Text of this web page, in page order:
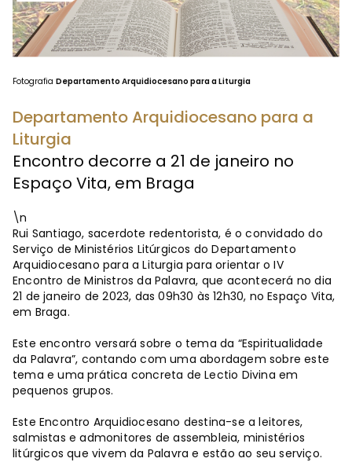
Fotografia Departamento Arquidiocesano para a Liturgia
Departamento Arquidiocesano para a
Liturgia
Encontro decorre a 21 de janeiro no
Espaço Vita, em Braga
\n
Rui Santiago, sacerdote redentorista, é o convidado do
Serviço de Ministérios Litúrgicos do Departamento
Arquidiocesano para a Liturgia para orientar o IV
Encontro de Ministros da Palavra, que acontecerá no dia
21 de janeiro de 2023, das 09h30 às 12h30, no Espaço Vita,
em Braga.
Este encontro versará sobre o tema da “Espiritualidade
da Palavra”, contando com uma abordagem sobre este
tema e uma prática concreta de Lectio Divina em
pequenos grupos.
Este Encontro Arquidiocesano destina-se a leitores,
salmistas e admonitores de assembleia, ministérios
litúrgicos que vivem da Palavra e estão ao seu serviço.